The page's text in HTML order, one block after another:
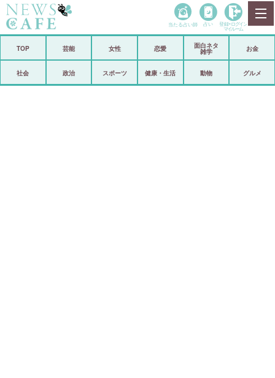
政治
当たる占い師 占い 登録• ログイン
マイルーム
TOP 芸能 女性 恋愛
面白ネタ
雑学
お金
社会 政治 スポーツ 健康・生活 動物 グルメ